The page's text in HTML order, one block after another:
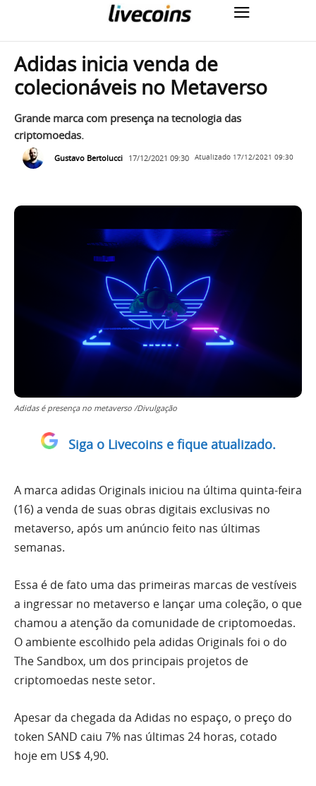
Adidas inicia venda de
colecionáveis no Metaverso
Grande marca com presença na tecnologia das
criptomoedas.
Gustavo Bertolucci 17/12/2021 09:30 Atualizado 17/12/2021 09:30
Adidas é presença no metaverso /Divulgação
Siga o Livecoins e fique atualizado.
A marca adidas Originals iniciou na última quinta-feira
(16) a venda de suas obras digitais exclusivas no
metaverso, após um anúncio feito nas últimas
semanas.
Essa é de fato uma das primeiras marcas de vestíveis
a ingressar no metaverso e lançar uma coleção, o que
chamou a atenção da comunidade de criptomoedas.
O ambiente escolhido pela adidas Originals foi o do
The Sandbox, um dos principais projetos de
criptomoedas neste setor.
Apesar da chegada da Adidas no espaço, o preço do
token SAND caiu 7% nas últimas 24 horas, cotado
hoje em US$ 4,90.